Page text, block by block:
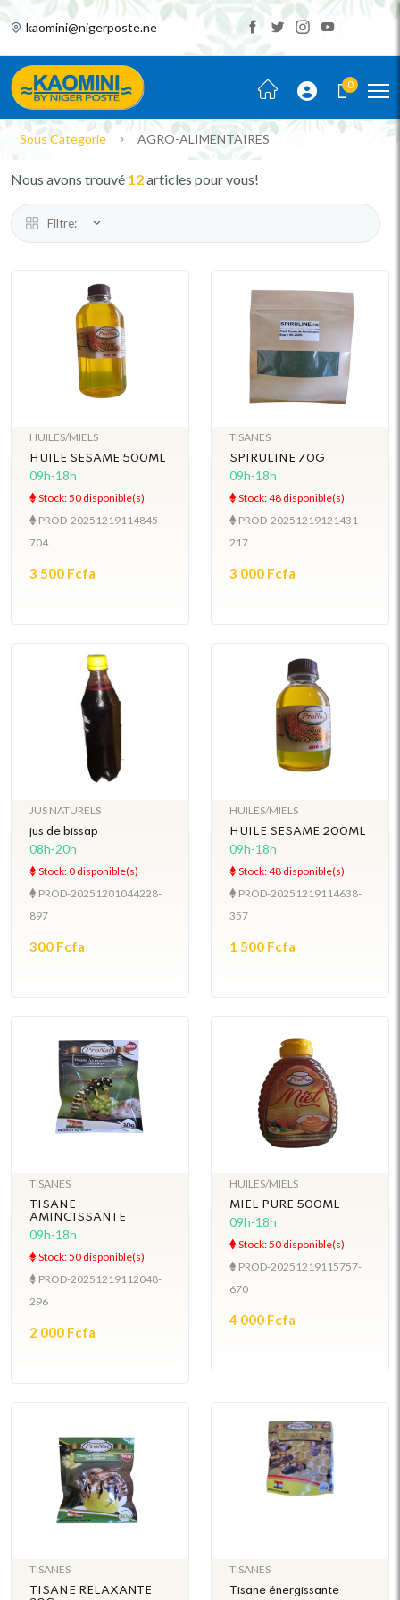
kaomini@nigerposte.ne
0
Sous Categorie AGRO-ALIMENTAIRES
Nous avons trouvé 12articles pour vous!
Filtre:
HUILES/MIELS
HUILE SESAME 500ML
09h-18h
Stock: 50 disponible(s)
PROD-20251219114845-
704
3 500 Fcfa
TISANES
SPIRULINE 70G
09h-18h
Stock: 48 disponible(s)
PROD-20251219121431-
217
3 000 Fcfa
JUS NATURELS
jus de bissap
08h-20h
Stock: 0 disponible(s)
PROD-20251201044228-
897
300 Fcfa
HUILES/MIELS
HUILE SESAME 200ML
09h-18h
Stock: 48 disponible(s)
PROD-20251219114638-
357
1 500 Fcfa
TISANES
TISANE
AMINCISSANTE
09h-18h
Stock: 50 disponible(s)
PROD-20251219112048-
296
2 000 Fcfa
HUILES/MIELS
MIEL PURE 500ML
09h-18h
Stock: 50 disponible(s)
PROD-20251219115757-
670
4 000 Fcfa
TISANES
TISANE RELAXANTE
TISANES
Tisane énergissante